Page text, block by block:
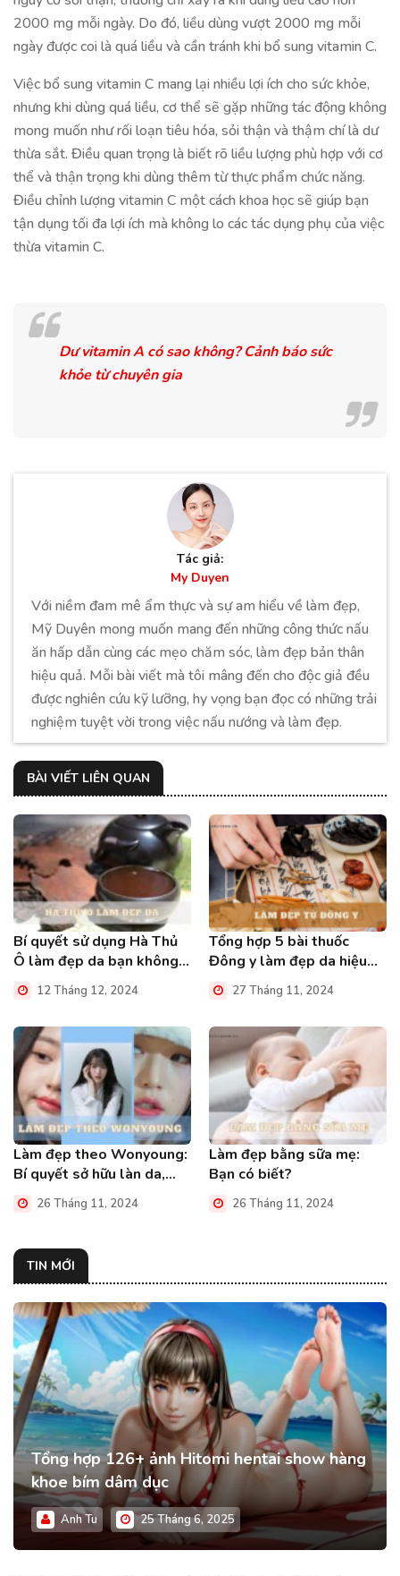
2000 mg mỗi ngày. Do đó, liều dùng vượt 2000 mg mỗi
ngày được coi là quá liều và cần tránh khi bổ sung vitamin C.
Việc bổ sung vitamin C mang lại nhiều lợi ích cho sức khỏe,
nhưng khi dùng quá liều, cơ thể sẽ gặp những tác động không
mong muốn như rối loạn tiêu hóa, sỏi thận và thậm chí là dư
thừa sắt. Điều quan trọng là biết rõ liều lượng phù hợp với cơ
thể và thận trọng khi dùng thêm từ thực phẩm chức năng.
Điều chỉnh lượng vitamin C một cách khoa học sẽ giúp bạn
tận dụng tối đa lợi ích mà không lo các tác dụng phụ của việc
thừa vitamin C.
Dư vitamin A có sao không? Cảnh báo sức
khỏe từ chuyên gia
Tác giả:
My Duyen
Với niềm đam mê ẩm thực và sự am hiểu về làm đẹp,
Mỹ Duyên mong muốn mang đến những công thức nấu
ăn hấp dẫn cùng các mẹo chăm sóc, làm đẹp bản thân
hiệu quả. Mỗi bài viết mà tôi mâng đến cho độc giả đều
được nghiên cứu kỹ lưỡng, hy vọng bạn đọc có những trải
nghiệm tuyệt vời trong việc nấu nướng và làm đẹp.
BÀI VIẾT LIÊN QUAN
Bí quyết sử dụng Hà Thủ
Ô làm đẹp da bạn không
nên bỏ qua
12 Tháng 12, 2024
Tổng hợp 5 bài thuốc
Đông y làm đẹp da hiệu
quả bạn nên biết
27 Tháng 11, 2024
Làm đẹp theo Wonyoung:
Bí quyết sở hữu làn da,
vóc dáng hoàn hảo
26 Tháng 11, 2024
Làm đẹp bằng sữa mẹ:
Bạn có biết?
26 Tháng 11, 2024
TIN MỚI
Tổng hợp 126+ ảnh Hitomi hentai show hàng
khoe bím dâm dục
Anh Tu 25 Tháng 6, 2025